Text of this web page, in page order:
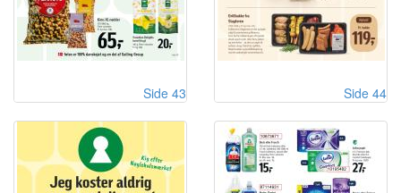
Side 43 Side 44